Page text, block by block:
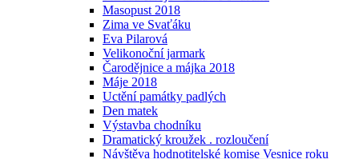
Masopust 2018
Zima ve Svaťáku
Eva Pilarová
Velikonoční jarmark
Čarodějnice a májka 2018
Máje 2018
Uctění památky padlých
Den matek
Výstavba chodníku
Dramatický kroužek . rozloučení
Návštěva hodnotitelské komise Vesnice roku